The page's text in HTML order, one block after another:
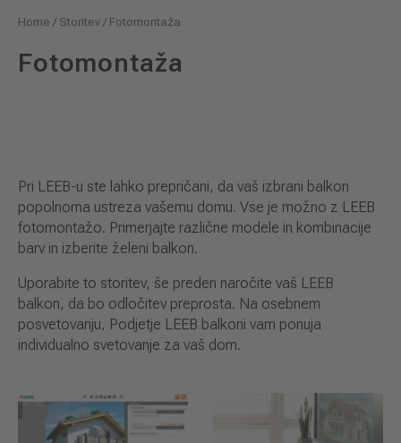
Home / Storitev/ Fotomontaža
Fotomontaža
Pri LEEB-u ste lahko prepričani, da vaš izbrani balkon
popolnoma ustreza vašemu domu. Vse je možno z LEEB
fotomontažo. Primerjajte različne modele in kombinacije
barv in izberite želeni balkon.
Uporabite to storitev, še preden naročite vaš LEEB
balkon, da bo odločitev preprosta. Na osebnem
posvetovanju, Podjetje LEEB balkoni vam ponuja
individualno svetovanje za vaš dom.